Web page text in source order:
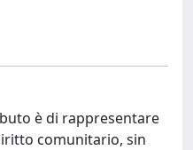
è di rappresentare
comunitario, sin